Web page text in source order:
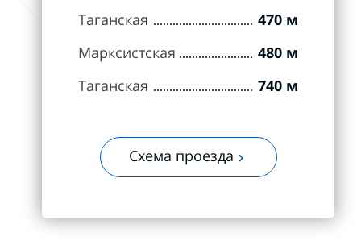
Таганская
470 м
Марксистская
480 м
Таганская
740 м
Схема проезда